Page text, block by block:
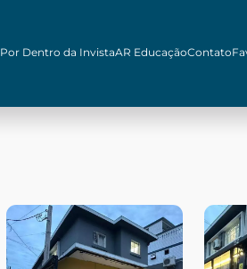
Por Dentro da InvistaAR EducaçãoContato